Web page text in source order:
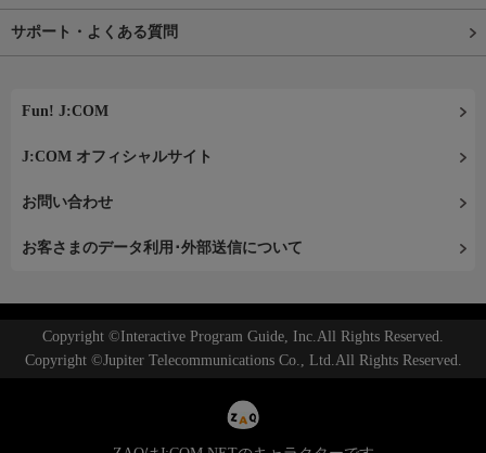
サポート・よくある質問
Fun! J:COM
J:COM オフィシャルサイト
お問い合わせ
お客さまのデータ利用･外部送信について
Copyright ©Interactive Program Guide, Inc.All Rights Reserved.
Copyright ©Jupiter Telecommunications Co., Ltd.All Rights Reserved.